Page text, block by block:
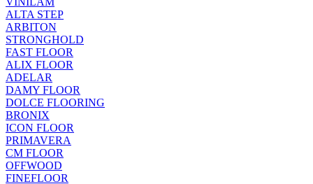
ALTA STEP
ARBITON
STRONGHOLD
FAST FLOOR
ALIX FLOOR
ADELAR
DAMY FLOOR
DOLCE FLOORING
BRONIX
ICON FLOOR
PRIMAVERA
CM FLOOR
OFFWOOD
FINEFLOOR